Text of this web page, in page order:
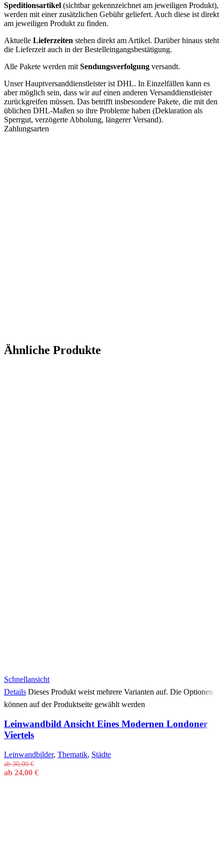
Speditionsartikel (sichtbar gekennzeichnet am jeweiligen Produkt),
werden mit einer zusätzlichen Gebühr geliefert. Auch diese ist direkt
am jeweiligen Produkt zu finden.
Aktuelle Lieferzeiten stehen direkt am Artikel. Darüber hinaus steht
die Lieferzeit auch in der Bestelleingangsbestätigung.
Alle Pakete werden mit Sendungsverfolgung versandt.
Unser Hauptversanddienstleister ist DHL. In Einzelfällen kann es
aber möglich sein, dass wir auf einen anderen Versanddienstleister
zurückgreifen müssen. Das betrifft insbesondere Pakete, die mit den
üblichen DHL-Maßen so ihre Probleme haben (Deklaration als
Sperrgut, verzögerte Abholung, längerer Versand).
Zahlungsarten
Ähnliche Produkte
Schnellansicht
Details Dieses Produkt weist mehrere Varianten auf. Die Optionen
können auf der Produktseite gewählt werden
Leinwandbild Ansicht Eines Modernen Londoner
Viertels
Leinwandbilder, Thematik, Städte
ab30,00€
ab 24,00 €